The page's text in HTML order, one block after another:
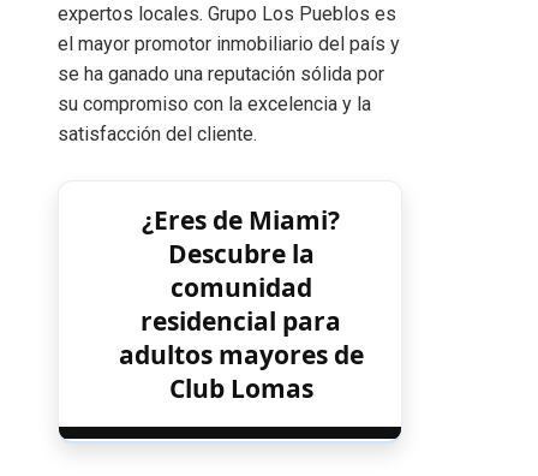
expertos locales. Grupo Los Pueblos es
el mayor promotor inmobiliario del país y
se ha ganado una reputación sólida por
su compromiso con la excelencia y la
satisfacción del cliente.
¿Eres de Miami?
Descubre la
comunidad
residencial para
adultos mayores de
Club Lomas